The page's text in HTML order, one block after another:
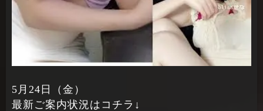
5月24日（金）
最新ご案内状況はコチラ↓